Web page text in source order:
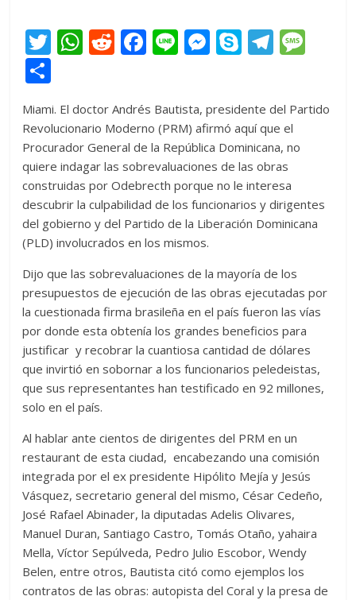
T
er
W
s
A
p
p
R
di
t
F
b
o
o
k
Li M
e
n
g
er
S
p
e
T
gr
a
m
a
m
p
ar
ti
r
Miami. El doctor Andrés Bautista, presidente del Partido
Revolucionario Moderno (PRM) afirmó aquí que el
Procurador General de la República Dominicana, no
quiere indagar las sobrevaluaciones de las obras
construidas por Odebrecth porque no le interesa
descubrir la culpabilidad de los funcionarios y dirigentes
del gobierno y del Partido de la Liberación Dominicana
(PLD) involucrados en los mismos.
Dijo que las sobrevaluaciones de la mayoría de los
presupuestos de ejecución de las obras ejecutadas por
la cuestionada firma brasileña en el país fueron las vías
por donde esta obtenía los grandes beneficios para
justificar y recobrar la cuantiosa cantidad de dólares
que invirtió en sobornar a los funcionarios peledeistas,
que sus representantes han testificado en 92 millones,
solo en el país.
Al hablar ante cientos de dirigentes del PRM en un
restaurant de esta ciudad, encabezando una comisión
integrada por el ex presidente Hipólito Mejía y Jesús
Vásquez, secretario general del mismo, César Cedeño,
José Rafael Abinader, la diputadas Adelis Olivares,
Manuel Duran, Santiago Castro, Tomás Otaño, yahaira
Mella, Víctor Sepúlveda, Pedro Julio Escobor, Wendy
Belen, entre otros, Bautista citó como ejemplos los
contratos de las obras: autopista del Coral y la presa de